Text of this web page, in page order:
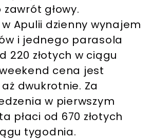
głowy.
w Apulii dzienny wynajem
i jednego parasola
220 złotych w ciągu
cena jest
dwukrotnie. Za
w pierwszym
płaci od 670 złotych
tygodnia.